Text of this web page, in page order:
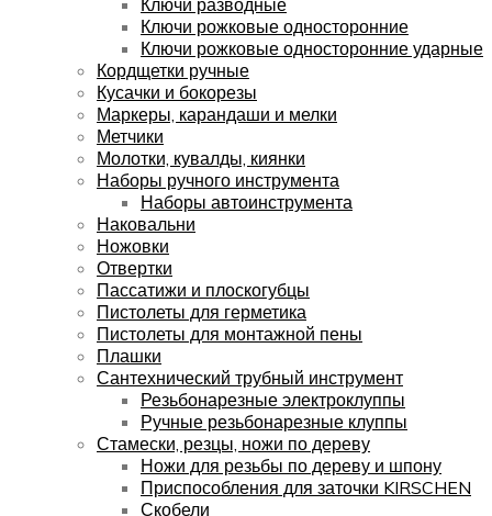
Ключи рожковые односторонние
Ключи рожковые односторонние ударные
Кордщетки ручные
Кусачки и бокорезы
Маркеры, карандаши и мелки
Метчики
Молотки, кувалды, киянки
Наборы ручного инструмента
Наборы автоинструмента
Наковальни
Ножовки
Отвертки
Пассатижи и плоскогубцы
Пистолеты для герметика
Пистолеты для монтажной пены
Плашки
Сантехнический трубный инструмент
Резьбонарезные электроклуппы
Ручные резьбонарезные клуппы
Стамески, резцы, ножи по дереву
Ножи для резьбы по дереву и шпону
Приспособления для заточки KIRSCHEN
Скобели